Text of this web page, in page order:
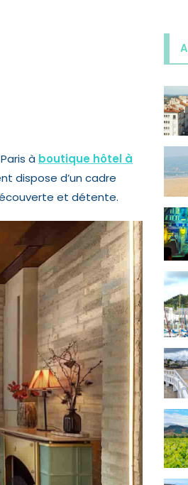
à boutique hôtel à
dispose d’un cadre
et détente.